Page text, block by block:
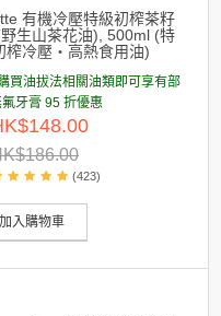
有機冷壓特級初榨茶籽
生山茶花油), 500ml (特
榨冷壓・高熱食用油)
買油拔法相關油類即可享有部
牙膏 95 折優惠
(423)
加入購物車